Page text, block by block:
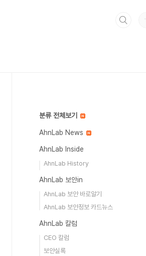
분류 전체보기
AhnLab News
AhnLab Inside
AhnLab History
AhnLab 보안in
AhnLab 보안 바로알기
AhnLab 보안정보 카드뉴스
AhnLab 칼럼
CEO 칼럼
보안실록